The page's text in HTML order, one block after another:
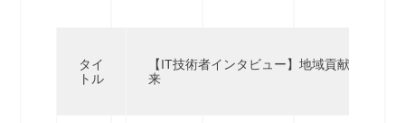
タイ
トル
【IT技術者インタビュー】地域貢献を目指
来